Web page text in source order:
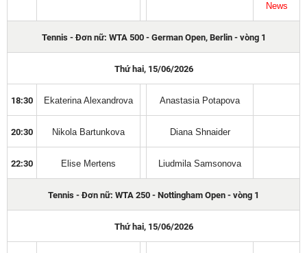
News
Tennis - Đơn nữ: WTA 500 - German Open, Berlin - vòng 1
Thứ hai, 15/06/2026
18:30 Ekaterina Alexandrova Anastasia Potapova
20:30 Nikola Bartunkova Diana Shnaider
22:30 Elise Mertens Liudmila Samsonova
Tennis - Đơn nữ: WTA 250 - Nottingham Open - vòng 1
Thứ hai, 15/06/2026